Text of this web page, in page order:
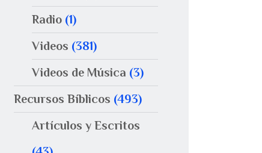
Radio (1)
Videos (381)
Videos de Música (3)
Recursos Bíblicos (493)
Artículos y Escritos